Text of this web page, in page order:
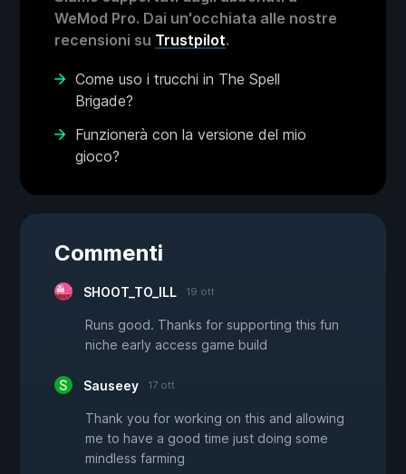
WeMod Pro. Dai un'occhiata alle nostre
recensioni su Trustpilot.
Come uso i trucchi in The Spell
Brigade?
Funzionerà con la versione del mio
gioco?
Commenti
SHOOT_TO_ILL 19 ott
Runs good. Thanks for supporting this fun
niche early access game build
Sauseey 17 ott
Thank you for working on this and allowing
me to have a good time just doing some
mindless farming